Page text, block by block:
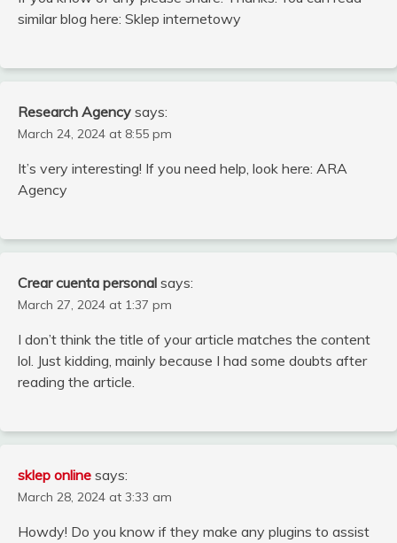
similar blog here: Sklep internetowy
Research Agency says:
March 24, 2024 at 8:55 pm
It’s very interesting! If you need help, look here: ARA
Agency
Crear cuenta personal says:
March 27, 2024 at 1:37 pm
I don’t think the title of your article matches the content
lol. Just kidding, mainly because I had some doubts after
reading the article.
sklep online says:
March 28, 2024 at 3:33 am
Howdy! Do you know if they make any plugins to assist